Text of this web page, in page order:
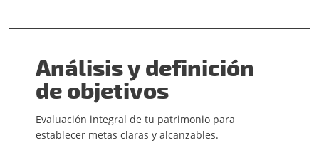
Análisis y definición
de objetivos
Evaluación integral de tu patrimonio para
establecer metas claras y alcanzables.